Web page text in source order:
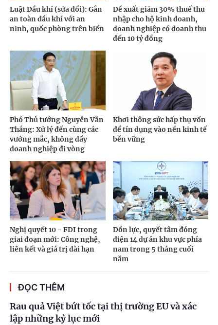
Luật Dầu khí (sửa đổi): Gắn
an toàn dầu khí với an
ninh, quốc phòng trên biển
Đề xuất giảm 30% thuế thu
nhập cho hộ kinh doanh,
doanh nghiệp có doanh thu
đến 10 tỷ đồng
Phó Thủ tướng Nguyễn Văn
Thắng: Xử lý đến cùng các
vướng mắc, không đẩy
doanh nghiệp đi vòng
Khơi thông sức hấp thụ vốn
để tín dụng vào nền kinh tế
bền vững
Nghị quyết 10 - FDI trong
giai đoạn mới: Công nghệ,
liên kết và giá trị dài hạn
Dồn lực, quyết tâm đóng
điện 14 dự án khu vực phía
nam trong 5 tháng cuối
năm
ĐỌC THÊM
Rau quả Việt bứt tốc tại thị trường EU và xác
lập những kỷ lục mới